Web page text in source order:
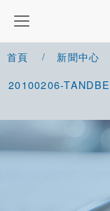
首頁
新聞中心
20100206-